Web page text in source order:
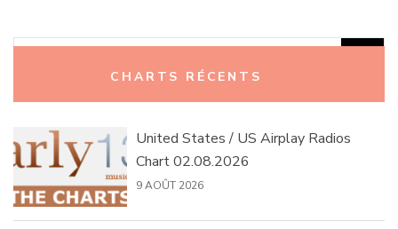
CHARTS RÉCENTS
United States / US Airplay Radios
Chart 02.08.2026
9 AOÛT 2026